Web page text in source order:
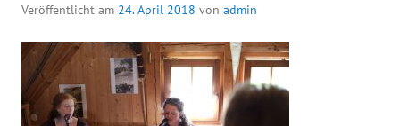
Veröffentlicht am 24. April 2018 von admin